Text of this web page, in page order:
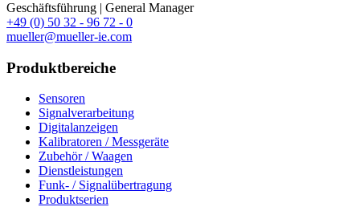
Geschäftsführung | General Manager
+49 (0) 50 32 - 96 72 - 0
mueller@mueller-ie.com
Produktbereiche
Sensoren
Signalverarbeitung
Digitalanzeigen
Kalibratoren / Messgeräte
Zubehör / Waagen
Dienstleistungen
Funk- / Signalübertragung
Produktserien